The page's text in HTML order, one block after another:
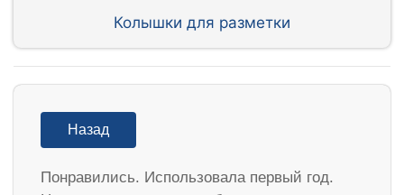
Колышки для разметки
Назад
Понравились. Использовала первый год.